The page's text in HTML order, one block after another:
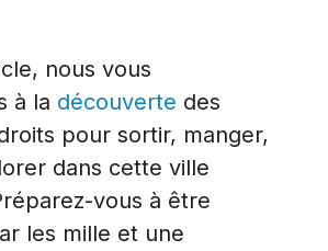
nous vous
à la découverte des
pour sortir, manger,
dans cette ville
vous à être
les mille et une